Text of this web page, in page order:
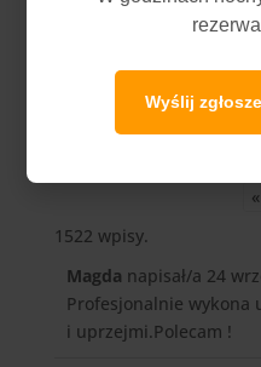
«
1522 wpisy.
Magda napisał/a 24
Profesjonalnie wykona
i uprzejmi.Polecam !
Wyślij